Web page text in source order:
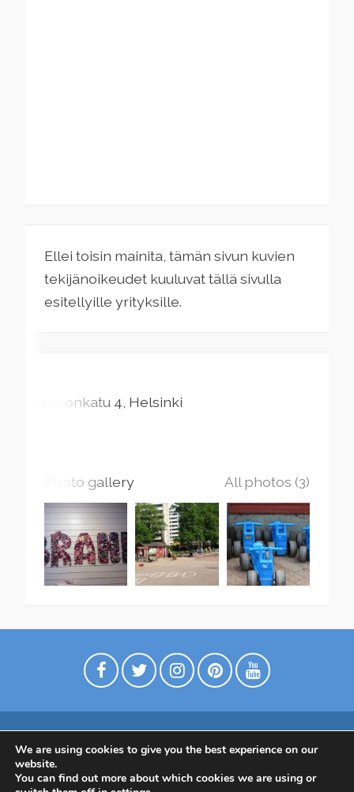
Ellei toisin mainita, tämän sivun kuvien
tekijänoikeudet kuuluvat tällä sivulla
esitellyille yrityksille.
Porvoonkatu 4 Helsinki
Photo gallery All photos (3)
Digimarkkinointia matkailuyrityksille
Tietoa meistä
Ota yhtettä
Tietosuojaseloste
We are using cookies to give you the best experience on our
website.
You can find out more about which cookies we are using or